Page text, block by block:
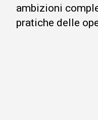
ambizioni
pratiche delle